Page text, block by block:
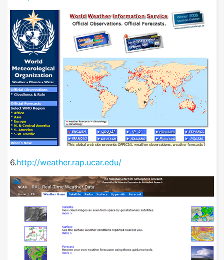
6.http://weather.rap.ucar.edu/